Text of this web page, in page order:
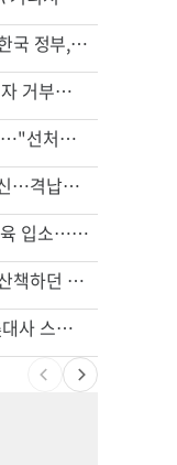
"65세 복수국적 빗장 푸나"... 한국 정부, 연령 완화 전면 추진
서류 하나만 빠져도 영주권·비자 거부…심사관 재량권 대폭 확대
한인 남성, 처형 상대로 성범죄…"선처해줬더니 배신자 취급"
74m짜리 보잉777, 화물기 변신…격납고서 ‘보물’ 찾는 인천공항
천하람, 현역 의원 최초 신병교육 입소…논산서 2박3일 생활
7세·4세 형제가 부모 차 몰다 산책하던 여성 들이받아
넷플 ‘외교관’ 현실판 떴다…美대사 스틸 지키는 ‘신 스틸러’